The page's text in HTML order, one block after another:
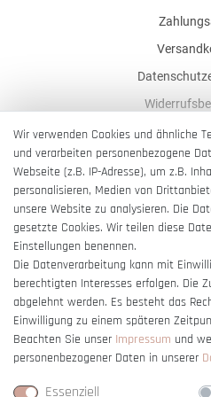
AGB
Vertrag
Wir verwenden Cookies und ähnliche
und verarbeiten personenbezogene
Webseite (z.B. IP-Adresse), um z.B.
personalisieren, Medien von
unsere Website zu analysieren. Die
gesetzte Cookies. Wir teilen diese
Einstellungen benennen.
Die Datenverarbeitung kann mit
berechtigten Interesses erfolgen. Die
abgelehnt werden. Es besteht das
Einwilligung zu einem späteren
Beachten Sie unser Impressum und
personenbezogener Daten in unserer
Essenziell